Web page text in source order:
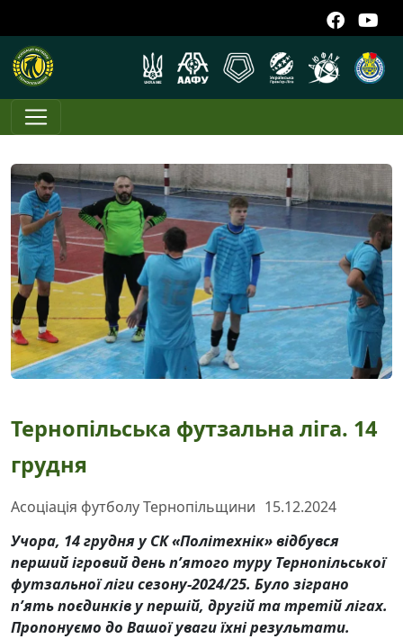
Тернопільська футзальна ліга. 14
грудня
Асоціація футболу Тернопільщини 15.12.2024
Учора, 14 грудня у СК «Політехнік» відбувся
перший ігровий день п’ятого туру Тернопільської
футзальної ліги сезону-2024/25. Було зіграно
п’ять поєдинків у першій, другій та третій лігах.
Пропонуємо до Вашої уваги їхні результати.